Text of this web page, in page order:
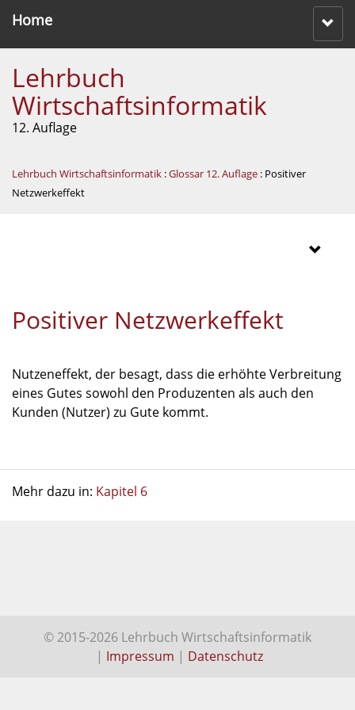
Home
Lehrbuch
Wirtschaftsinformatik
12. Auflage
Lehrbuch Wirtschaftsinformatik :Glossar 12. Auflage : Positiver
Netzwerkeffekt
Positiver Netzwerkeffekt
Nutzeneffekt, der besagt, dass die erhöhte Verbreitung
eines Gutes sowohl den Produzenten als auch den
Kunden (Nutzer) zu Gute kommt.
Mehr dazu in: Kapitel 6
© 2015-2026 Lehrbuch Wirtschaftsinformatik
| Impressum | Datenschutz